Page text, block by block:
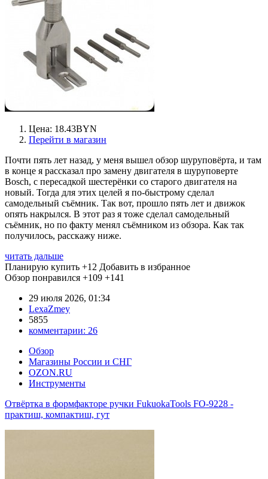
Цена: 18.43BYN
Перейти в магазин
Почти пять лет назад, у меня вышел обзор шуруповёрта, и там
в конце я рассказал про замену двигателя в шуруповерте
Bosch, с пересадкой шестерёнки со старого двигателя на
новый. Тогда для этих целей я по-быстрому сделал
самодельный съёмник. Так вот, прошло пять лет и движок
опять накрылся. В этот раз я тоже сделал самодельный
съёмник, но по факту менял съёмником из обзора. Как так
получилось, расскажу ниже.
читать дальше
Планирую купить +12 Добавить в избранное
Обзор понравился +109 +141
29 июля 2026, 01:34
LexaZmey
5855
комментарии: 26
Обзор
Магазины России и СНГ
OZON.RU
Инструменты
Отвёртка в формфакторе ручки FukuokaTools FO-9228 -
практиш, компактиш, гут